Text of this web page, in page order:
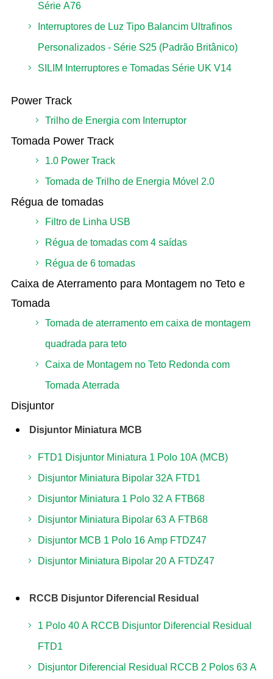
Série A76
Interruptores de Luz Tipo Balancim Ultrafinos
Personalizados - Série S25 (Padrão Britânico)
SILIM Interruptores e Tomadas Série UK V14
Power Track
Trilho de Energia com Interruptor
Tomada Power Track
1.0 Power Track
Tomada de Trilho de Energia Móvel 2.0
Régua de tomadas
Filtro de Linha USB
Régua de tomadas com 4 saídas
Régua de 6 tomadas
Caixa de Aterramento para Montagem no Teto e
Tomada
Tomada de aterramento em caixa de montagem
quadrada para teto
Caixa de Montagem no Teto Redonda com
Tomada Aterrada
Disjuntor
Disjuntor Miniatura MCB
FTD1 Disjuntor Miniatura 1 Polo 10A (MCB)
Disjuntor Miniatura Bipolar 32A FTD1
Disjuntor Miniatura 1 Polo 32 A FTB68
Disjuntor Miniatura Bipolar 63 A FTB68
Disjuntor MCB 1 Polo 16 Amp FTDZ47
Disjuntor Miniatura Bipolar 20 A FTDZ47
RCCB Disjuntor Diferencial Residual
1 Polo 40 A RCCB Disjuntor Diferencial Residual
FTD1
Disjuntor Diferencial Residual RCCB 2 Polos 63 A